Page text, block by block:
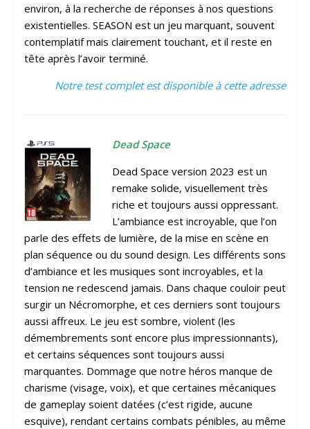
environ, à la recherche de réponses à nos questions
existentielles. SEASON est un jeu marquant, souvent
contemplatif mais clairement touchant, et il reste en
tête après l’avoir terminé.
Notre test complet est disponible à cette adresse
Dead Space
Dead Space version 2023 est un
remake solide, visuellement très
riche et toujours aussi oppressant.
L’ambiance est incroyable, que l’on
parle des effets de lumière, de la mise en scène en
plan séquence ou du sound design. Les différents sons
d’ambiance et les musiques sont incroyables, et la
tension ne redescend jamais. Dans chaque couloir peut
surgir un Nécromorphe, et ces derniers sont toujours
aussi affreux. Le jeu est sombre, violent (les
démembrements sont encore plus impressionnants),
et certains séquences sont toujours aussi
marquantes. Dommage que notre héros manque de
charisme (visage, voix), et que certaines mécaniques
de gameplay soient datées (c’est rigide, aucune
esquive), rendant certains combats pénibles, au même